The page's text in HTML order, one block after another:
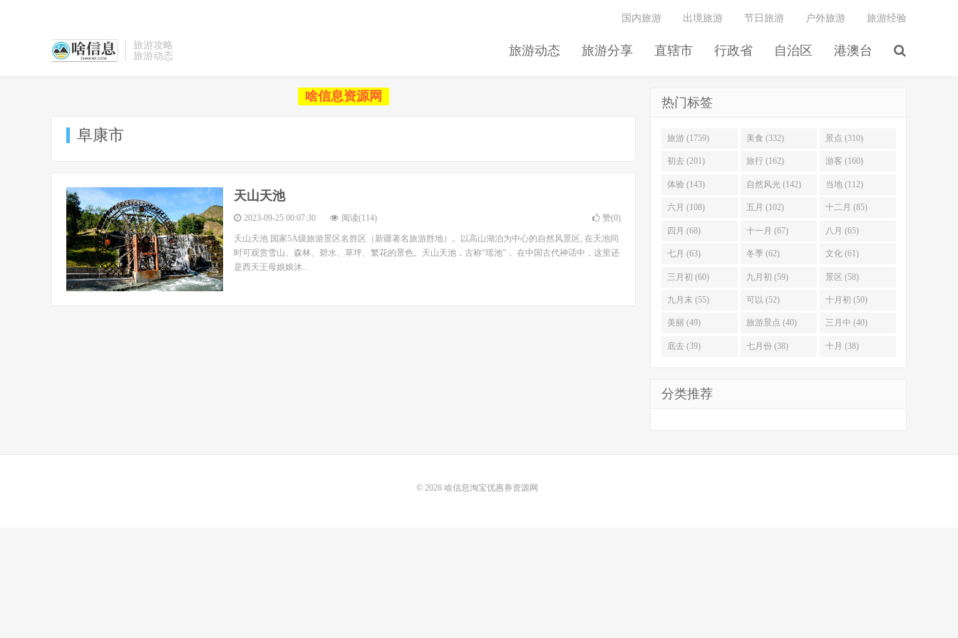
旅游攻略
旅游动态
旅游动态 旅游分享 直辖市 行政省 自治区 港澳台
国内旅游 出境旅游 节日旅游 户外旅游 旅游经验
啥信息资源网
阜康市
天山天池
2023-09-25 00:07:30 阅读(114) 赞(0)
天山天池 国家5A级旅游景区名胜区（新疆著名旅游胜地）。以高山湖泊为中心的自然风景区, 在天池同
时可观赏雪山、森林、碧水、草坪、繁花的景色。天山天池，古称“瑶池”， 在中国古代神话中，这里还
是西天王母娘娘沐...
热门标签
旅游 (1759) 美食 (332) 景点 (310)
初去 (201) 旅行 (162) 游客 (160)
体验 (143) 自然风光 (142) 当地 (112)
六月 (108) 五月 (102) 十二月 (85)
四月 (68) 十一月 (67) 八月 (65)
七月 (63) 冬季 (62) 文化 (61)
三月初 (60) 九月初 (59) 景区 (58)
九月末 (55) 可以 (52) 十月初 (50)
美丽 (49) 旅游景点 (40) 三月中 (40)
底去 (39) 七月份 (38) 十月 (38)
分类推荐
© 2026 啥信息淘宝优惠券资源网